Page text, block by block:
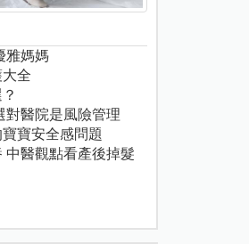
雅媽媽
全
對醫院是風險管理
寶安全感問題
中醫觀點看產後掉髮